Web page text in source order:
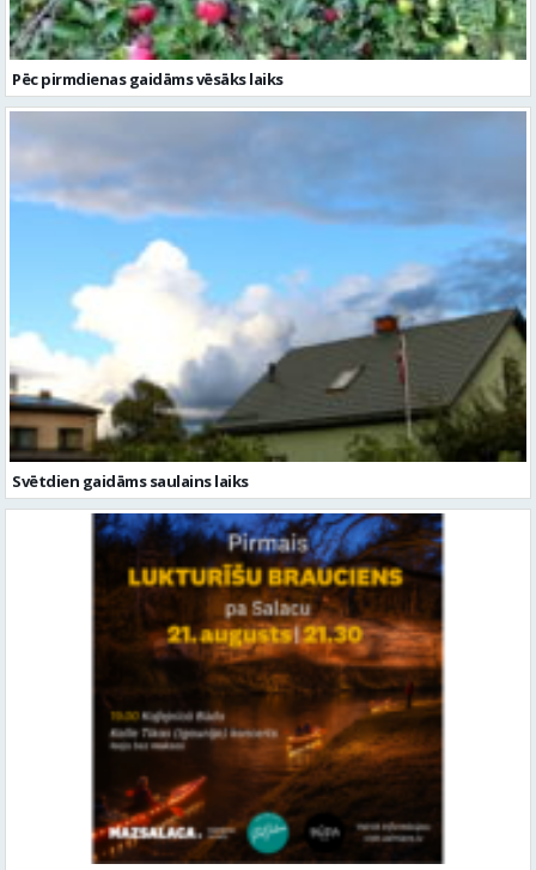
Pēc pirmdienas gaidāms vēsāks laiks
Svētdien gaidāms saulains laiks